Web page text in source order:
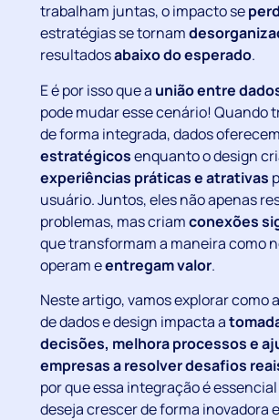
trabalham juntas, o impacto se
estratégias se tornam
resultadosabaixo do esperado.
E é por isso que a união entre
pode mudar esse cenário! Quando
de forma integrada, dados oferecem
estratégicosenquanto o design
experiências práticas e atrativas
usuário. Juntos, eles não apenas
problemas, mas criamconexões
que transformam a maneira como
operam eentregam valor.
Neste artigo, vamos explorar como
de dados e design impacta a
decisões, melhora processos e
empresas a resolver desafios
por que essa integração é
deseja crescer de forma inovadora